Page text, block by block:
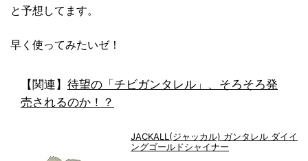
と予想してます。
早く使ってみたいゼ！
【関連】 待望の「チビガンタレル」、そろそろ発
売されるのか！？
JACKALL(ジャッカル) ガンタレル ダイイ
ングゴールドシャイナー